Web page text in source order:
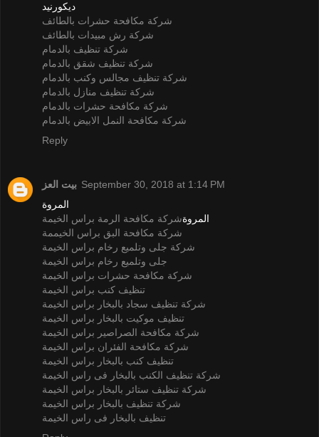
ديكورنيد
شركة مكافحة حشرات بالطائف
شركة رش مبيدات بالطائف
شركة تنظيف بالدمام
شركة تنظيف شقق بالدمام
شركة تنظيف مجالس وكنب بالدمام
شركة تنظيف منازل بالدمام
شركة مكافحة حشرات بالدمام
شركة مكافحة النمل الابيض بالدمام
Reply
بيت العز September 30, 2018 at 1:14 PM
المروة
المروةشركة مكافحة الرمة براس الخيمة
شركة مكافحة البق براس الخيممة
شركة جلى وتلميع رخام براس الخيمة
جلى وتلميع رخام براس الخيمة
شركة مكافحة حشرات براس الخيمة
تنظيف كنب براس الخيمة
شركة تنظيف سجاد بالبخار براس الخيمة
تنظيف موكيت بالبخار براس الخيمة
شركة مكافحة الصراصير براس الخيمة
شركة مكافحة الفئران براس الخيمة
تنظيف كنب بالبخار براس الخيمة
شركة تنظيف الكنب بالبخار فى راس الخيمة
شركة تنظيف ستائر بالبخار براس الخيمة
شركة تنظيف بالبخار براس الخيمة
تنظيف بالبخار فى راس الخيمة